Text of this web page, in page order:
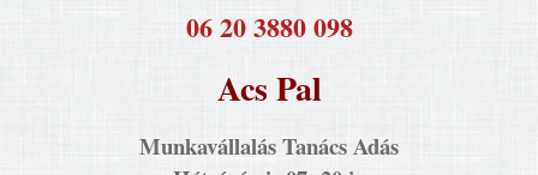
​06 20 3880 098
Acs Pal
Munkavállalás Tanács Adás